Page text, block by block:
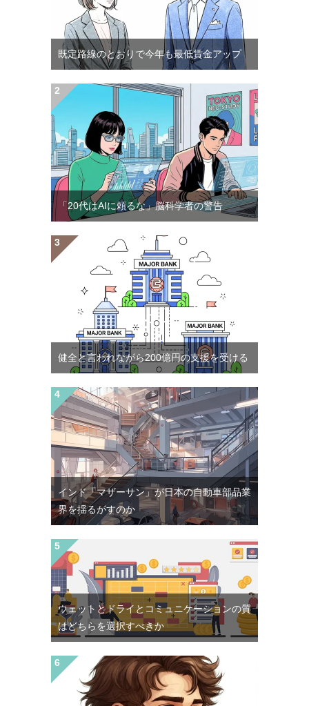
既定路線のとおりで今年も最低賃金アップ
「20代はAIに頼るな」脳科学者の警告
健全と言われながら200億円の支援を受ける
インド「マザーサン」が日本の自動車部品業
界を揺るがすのか
ウェットとドライとコミュニケーションの質
はどちらを選択すべきか